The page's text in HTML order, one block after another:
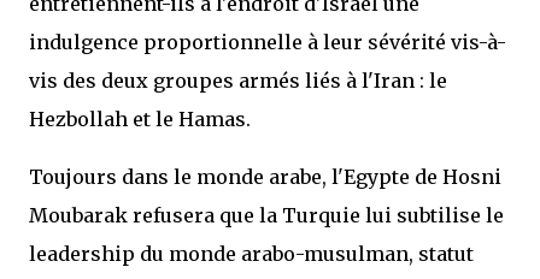
indulgence proportionnelle à leur sévérité vis-à-
vis des deux groupes armés liés à l'Iran : le
Hezbollah et le Hamas.
Toujours dans le monde arabe, l'Egypte de Hosni
Moubarak refusera que la Turquie lui subtilise le
leadership du monde arabo-musulman, statut